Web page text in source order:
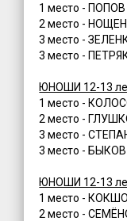
1 место -
2 место -
3 место -
3 место -
ЮНОШИ 12-13
1 место -
2 место -
3 место -
3 место -
ЮНОШИ 12-13
1 место -
2 место -